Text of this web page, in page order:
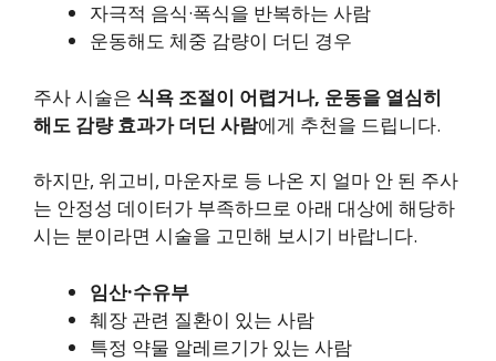
자극적 음식·폭식을 반복하는 사람
운동해도 체중 감량이 더딘 경우
주사 시술은 식욕 조절이 어렵거나, 운동을 열심히
해도 감량 효과가 더딘 사람에게 추천을 드립니다.
하지만, 위고비, 마운자로 등 나온 지 얼마 안 된 주사
는 안정성 데이터가 부족하므로 아래 대상에 해당하
시는 분이라면 시술을 고민해 보시기 바랍니다.
임산·수유부
췌장 관련 질환이 있는 사람
특정 약물 알레르기가 있는 사람